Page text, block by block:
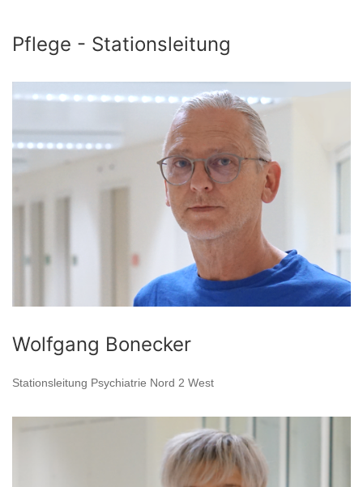
Pflege - Stationsleitung
Wolfgang Bonecker
Stationsleitung Psychiatrie Nord 2 West